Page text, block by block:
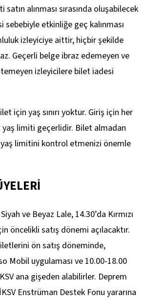
satın alınması sırasında oluşabilecek
sebebiyle etkinliğe geç kalınması
izleyiciye aittir, hiçbir şekilde
Geçerli belge ibraz edemeyen ve
izleyicilere bilet iadesi
için yaş sınırı yoktur. Giriş için her
limiti geçerlidir. Bilet almadan
limitini kontrol etmenizi önemle
ve Beyaz Lale, 14.30’da Kırmızı
öncelikli satış dönemi açılacaktır.
ön satış döneminde,
Mobil uygulaması ve 10.00-18.00
ana gişeden alabilirler. Deprem
Enstrüman Destek Fonu yararına